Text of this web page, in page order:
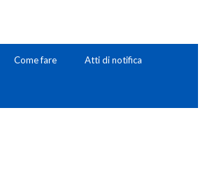
Come fare Atti di notifica